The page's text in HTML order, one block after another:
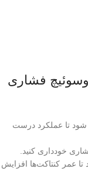
فشاری
شود تا عملکرد درست
خودداری کنید.
تا عمر کنتاکت‌ها افزایش